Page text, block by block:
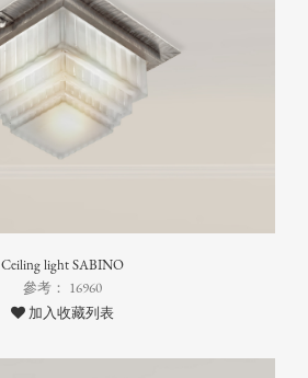
Ceiling light SABINO
參考： 16960
加入收藏列表